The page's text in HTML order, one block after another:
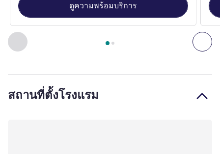
ก่อนหน้า - ห้องพัก ถั
หน้า1 , ห้องพัก 1 : Standard Room with 1 double bed
ดูความพร้อมบริการ
สถานที่ตั้งโรงแรม